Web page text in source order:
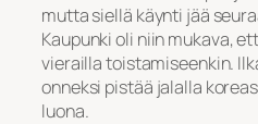
mutta siellä käynti jää
Kaupunki oli niin mukava,
vierailla toistamiseenkin.
onneksi pistää jalalla
luona.